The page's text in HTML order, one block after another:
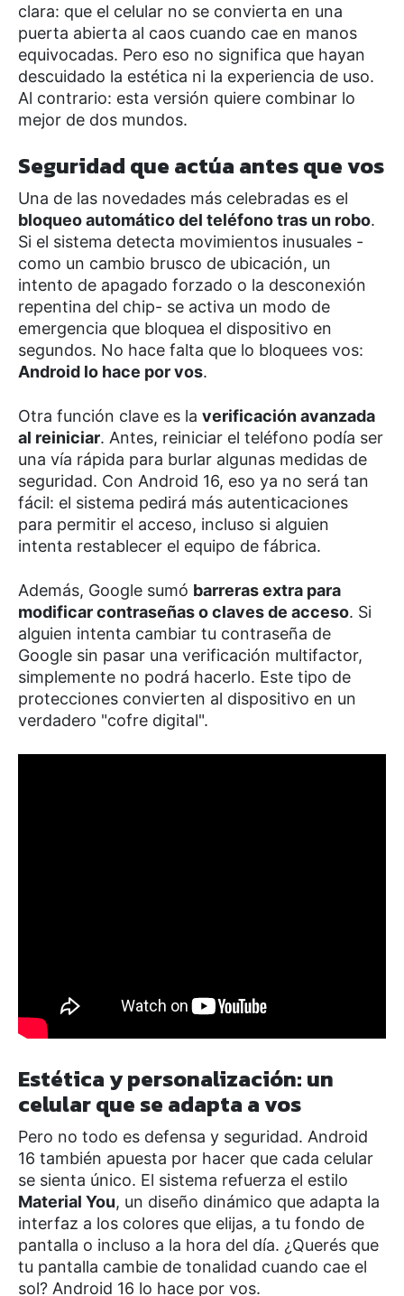
clara: que el celular no se convierta en una
puerta abierta al caos cuando cae en manos
equivocadas. Pero eso no significa que hayan
descuidado la estética ni la experiencia de uso.
Al contrario: esta versión quiere combinar lo
mejor de dos mundos.
Seguridad que actúa antes que vos
Una de las novedades más celebradas es el
bloqueo automático del teléfono tras un robo.
Si el sistema detecta movimientos inusuales -
como un cambio brusco de ubicación, un
intento de apagado forzado o la desconexión
repentina del chip- se activa un modo de
emergencia que bloquea el dispositivo en
segundos. No hace falta que lo bloquees vos:
Android lo hace por vos.
Otra función clave es la verificación avanzada
al reiniciar. Antes, reiniciar el teléfono podía ser
una vía rápida para burlar algunas medidas de
seguridad. Con Android 16, eso ya no será tan
fácil: el sistema pedirá más autenticaciones
para permitir el acceso, incluso si alguien
intenta restablecer el equipo de fábrica.
Además, Google sumó barreras extra para
modificar contraseñas o claves de acceso. Si
alguien intenta cambiar tu contraseña de
Google sin pasar una verificación multifactor,
simplemente no podrá hacerlo. Este tipo de
protecciones convierten al dispositivo en un
verdadero "cofre digital".
Estética y personalización: un
celular que se adapta a vos
Pero no todo es defensa y seguridad. Android
16 también apuesta por hacer que cada celular
se sienta único. El sistema refuerza el estilo
Material You, un diseño dinámico que adapta la
interfaz a los colores que elijas, a tu fondo de
pantalla o incluso a la hora del día. ¿Querés que
tu pantalla cambie de tonalidad cuando cae el
sol? Android 16 lo hace por vos.